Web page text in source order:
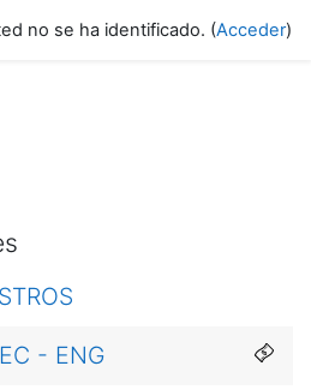
no se ha identificado. (Acceder)
/ AVSAF /
- ENG